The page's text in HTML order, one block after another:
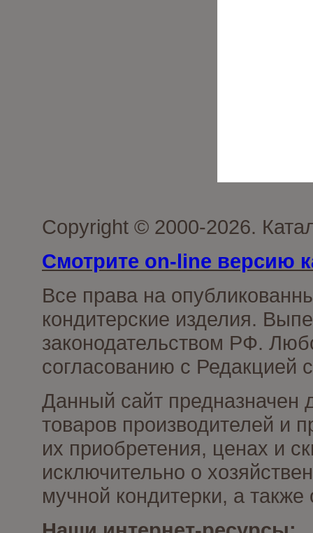
Copyright © 2000-2026.
Смотрите on-line версию
Все права на
кондитерские изделия.
законодательством РФ.
согласованию с Редакцией
Данный сайт предназначен
товаров производителей и
их приобретения, ценах и
исключительно о
мучной кондитерки, а